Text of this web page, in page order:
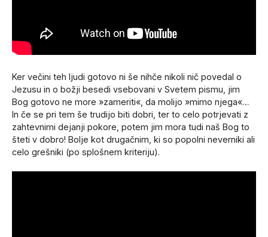
Ker večini teh ljudi gotovo ni še nihče nikoli nič povedal o
Jezusu in o božji besedi vsebovani v Svetem pismu, jim
Bog gotovo ne more »zameriti«, da molijo »mimo njega«…
In če se pri tem še trudijo biti dobri, ter to celo potrjevati z
zahtevnimi dejanji pokore, potem jim mora tudi naš Bog to
šteti v dobro! Bolje kot drugačnim, ki so popolni neverniki ali
celo grešniki (po splošnem kriteriju).